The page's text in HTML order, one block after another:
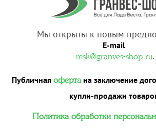
Мы открыты к новым
E-mail
msk@granves-shop.ru.
Публичная офертана заключение
купли-продажи
Политика обработки